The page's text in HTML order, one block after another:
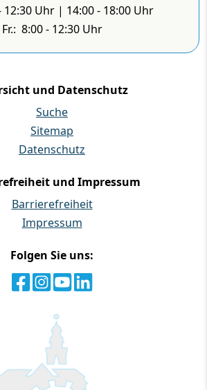
12:30 Uhr | 14:00 - 18:00 Uhr
Fr.: 8:00 - 12:30 Uhr
und Datenschutz
Suche
Sitemap
Datenschutz
und Impressum
Barrierefreiheit
Impressum
Folgen Sie uns: